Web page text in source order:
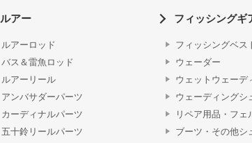
ルアー
ルアーロッド
バス＆雷魚ロッド
ルアーリール
アンバサダーパーツ
カーディナルパーツ
五十鈴リールパーツ
フィッシングギ
フィッシングベス
ウェーダー
ウェットウェーデ
ウェーディングシ
リペア用品・フェ
ブーツ・その他シ